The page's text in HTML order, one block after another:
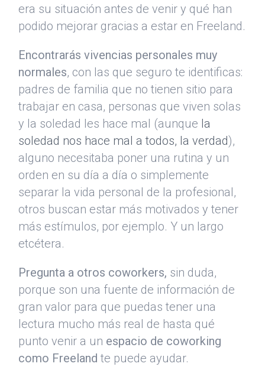
era su situación antes de venir y qué han
podido mejorar gracias a estar en Freeland.
Encontrarás vivencias personales muy
normales, con las que seguro te identificas:
padres de familia que no tienen sitio para
trabajar en casa, personas que viven solas
y la soledad les hace mal (aunque la
soledad nos hace mal a todos, la verdad),
alguno necesitaba poner una rutina y un
orden en su día a día o simplemente
separar la vida personal de la profesional,
otros buscan estar más motivados y tener
más estímulos, por ejemplo. Y un largo
etcétera.
Pregunta a otros coworkers, sin duda,
porque son una fuente de información de
gran valor para que puedas tener una
lectura mucho más real de hasta qué
punto venir a un espacio de coworking
como Freeland te puede ayudar.